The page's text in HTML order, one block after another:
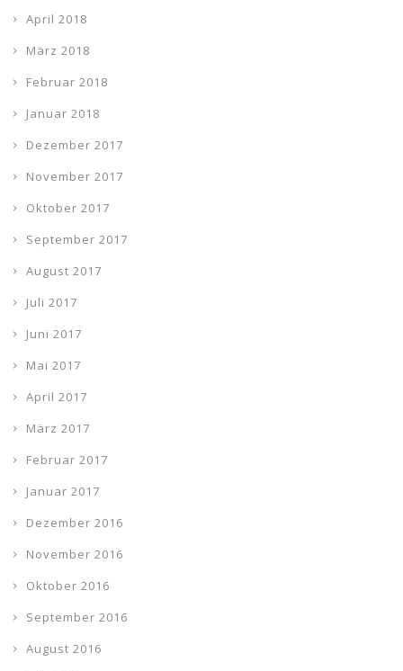
April 2018
März 2018
Februar 2018
Januar 2018
Dezember 2017
November 2017
Oktober 2017
September 2017
August 2017
Juli 2017
Juni 2017
Mai 2017
April 2017
März 2017
Februar 2017
Januar 2017
Dezember 2016
November 2016
Oktober 2016
September 2016
August 2016